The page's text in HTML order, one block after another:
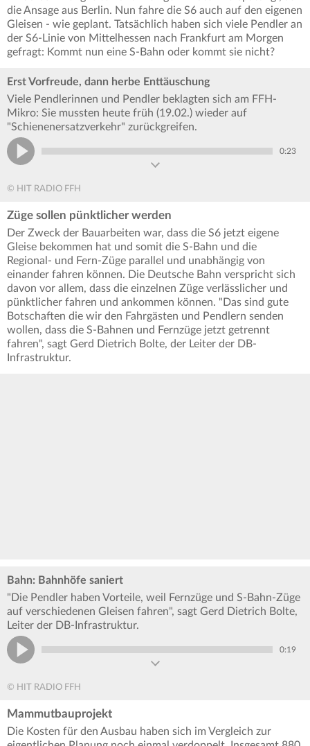
die Ansage aus Berlin. Nun fahre die S6 auch auf den eigenen
Gleisen - wie geplant. Tatsächlich haben sich viele Pendler an
der S6-Linie von Mittelhessen nach Frankfurt am Morgen
gefragt: Kommt nun eine S-Bahn oder kommt sie nicht?
Erst Vorfreude, dann herbe Enttäuschung
Viele Pendlerinnen und Pendler beklagten sich am FFH-
Mikro: Sie mussten heute früh (19.02.) wieder auf
"Schienenersatzverkehr" zurückgreifen.
0:23
© HIT RADIO FFH
Züge sollen pünktlicher werden
Der Zweck der Bauarbeiten war, dass die S6 jetzt eigene
Gleise bekommen hat und somit die S-Bahn und die
Regional- und Fern-Züge parallel und unabhängig von
einander fahren können. Die Deutsche Bahn verspricht sich
davon vor allem, dass die einzelnen Züge verlässlicher und
pünktlicher fahren und ankommen können. "Das sind gute
Botschaften die wir den Fahrgästen und Pendlern senden
wollen, dass die S-Bahnen und Fernzüge jetzt getrennt
fahren", sagt Gerd Dietrich Bolte, der Leiter der DB-
Infrastruktur.
Bahn: Bahnhöfe saniert
"Die Pendler haben Vorteile, weil Fernzüge und S-Bahn-Züge
auf verschiedenen Gleisen fahren", sagt Gerd Dietrich Bolte,
Leiter der DB-Infrastruktur.
0:19
© HIT RADIO FFH
Mammutbauprojekt
Die Kosten für den Ausbau haben sich im Vergleich zur